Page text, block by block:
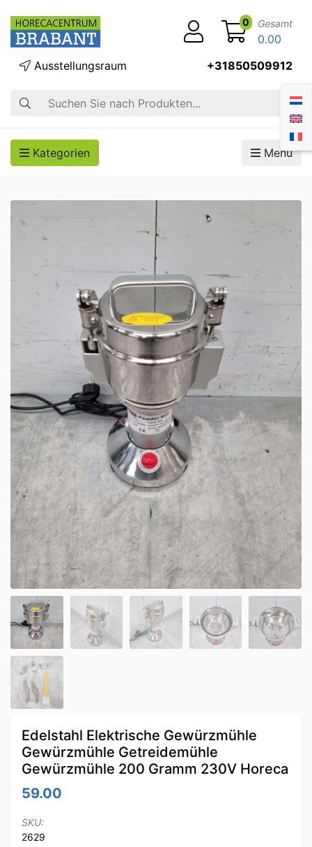
Suche
Ausstellungsraum +31850509912
0 Gesamt
0.00
Kategorien Menü
Edelstahl Elektrische Gewürzmühle
Gewürzmühle Getreidemühle
Gewürzmühle 200 Gramm 230V Horeca
59.00
SKU:
2629